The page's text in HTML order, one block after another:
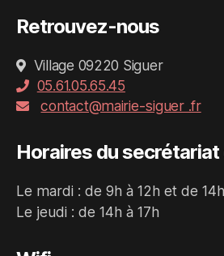
Retrouvez-nous
Village 09220 Siguer
05.61.05.65.45
contact@mairie-siguer .fr
Horaires du secrétariat
Le mardi : de 9h à 12h et de
Le jeudi : de 14h à 17h